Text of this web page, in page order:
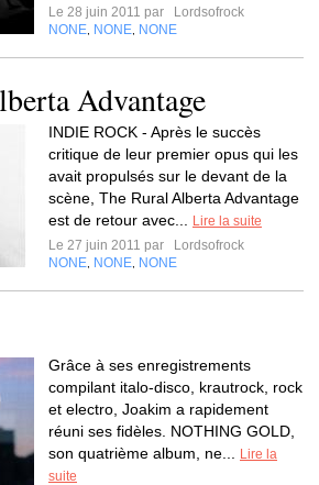
Le 28 juin 2011 par
Lordsofrock
NONE NONE NONE
Advantage
INDIE ROCK - Après le succès
critique de leur premier opus qui les
avait propulsés sur le devant de la
scène, The Rural Alberta Advantage
est de retour avec...
Lire la suite
Le 27 juin 2011 par
Lordsofrock
NONE NONE NONE
Grâce à ses enregistrements
compilant italo-disco, krautrock, rock
et electro, Joakim a rapidement
réuni ses fidèles. NOTHING GOLD,
son quatrième album, ne...
Lire la
suite